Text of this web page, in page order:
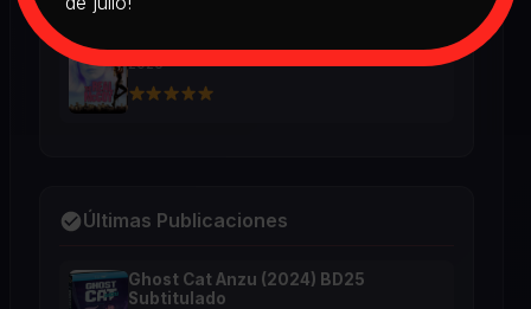
2026
Últimas Publicaciones
Ghost Cat Anzu (2024) BD25
Subtitulado